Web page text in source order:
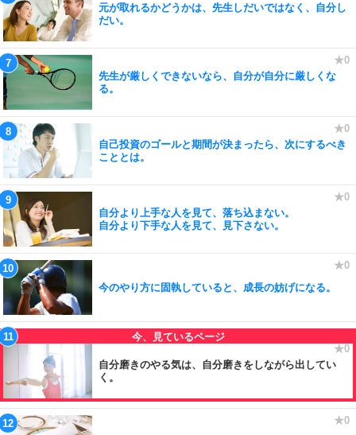
元が取れるかどうかは、先生しだいではなく、自分し
だい。
先生が厳しくできないなら、自分が自分に厳しくな
る。
自己投資のゴールと期間が決まったら、次にするべき
こととは。
自分より上手な人を見て、落ち込まない。
自分より下手な人を見て、見下さない。
今のやり方に固執していると、成長の妨げになる。
自分磨きのやる気は、自分磨きをしながら出してい
く。